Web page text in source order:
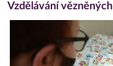
Vzdělávání vězněných